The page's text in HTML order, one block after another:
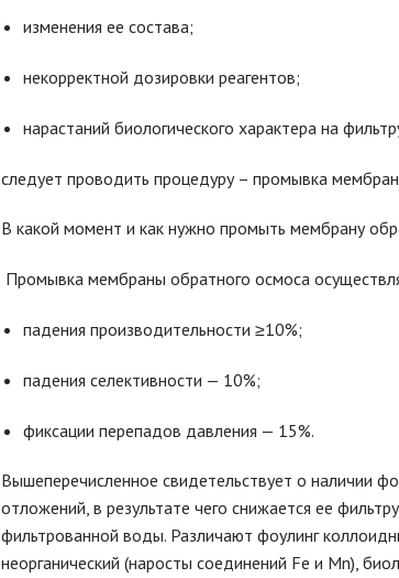
изменения ее состава;
некорректной дозировки реагентов;
нарастаний биологического характера на
следует проводить процедуру – промывка
В какой момент и как нужно промыть мембрану
Промывка мембраны обратного осмоса
падения производительности ≥10%;
падения селективности — 10%;
фиксации перепадов давления — 15%.
Вышеперечисленное свидетельствует о наличии
отложений, в результате чего снижается ее
фильтрованной воды. Различают фоулинг
неорганический (наросты соединений Fe и Mn),